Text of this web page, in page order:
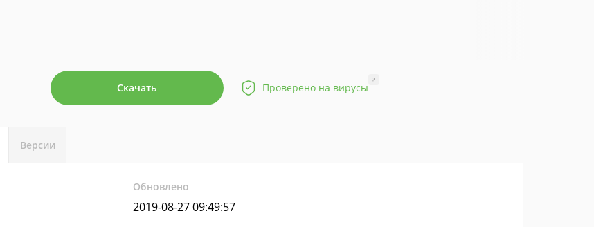
Скачать Проверено на вирусы
?
Версии
Обновлено
2019-08-27 09:49:57